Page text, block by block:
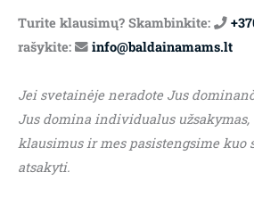
Turite klausimų? Skambinkite:
rašykite:
info@baldainamams.lt
Jei svetainėje neradote Jus
Jus domina individualus
klausimus ir mes pasistengsime kuo
atsakyti.